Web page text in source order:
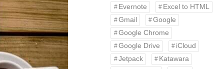
Evernote
Excel to HTML
Gmail
Google
Google Chrome
Google Drive
iCloud
Jetpack
Katawara